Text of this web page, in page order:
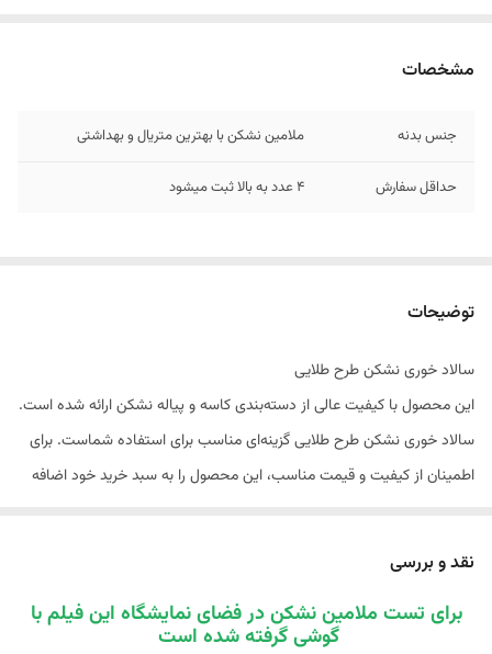
مشخصات
جنس بدنه ملامین نشکن با بهترین متریال و بهداشتی
حداقل سفارش 4 عدد به بالا ثبت میشود
توضیحات
سالاد خوری نشکن طرح طلایی
این محصول با کیفیت عالی از دسته‌بندی کاسه و پیاله نشکن ارائه شده است.
سالاد خوری نشکن طرح طلایی گزینه‌ای مناسب برای استفاده شماست. برای
اطمینان از کیفیت و قیمت مناسب، این محصول را به سبد خرید خود اضافه
نقد و بررسی
برای تست ملامین نشکن در فضای نمایشگاه این فیلم با
گوشی گرفته شده است